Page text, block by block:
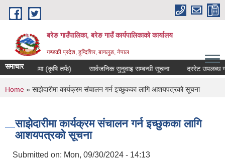
Skip to main content
बरेङ गाउँपालिका, बरेङ गाउँ कार्यपालिकाको कार्यालय
गण्डकी प्रदेश, हुग्दिशिर, बागलुङ, नेपाल
समाचार
सम्बन्धमा (कृषि तर्फ) सार्वजनिक सुनुवाइ सम्बन्धी सूचना दररेट उपलब्ध
You are here
Home » साझेदारीमा कार्यक्रम संचालन गर्न इच्छुकका लागि आशयपत्रको सूचना
साझेदारीमा कार्यक्रम संचालन गर्न इच्छुकका लागि
आशयपत्रको सूचना
Submitted on: Mon, 09/30/2024 - 14:13